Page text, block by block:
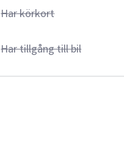
Har körkort
Har tillgång till bil